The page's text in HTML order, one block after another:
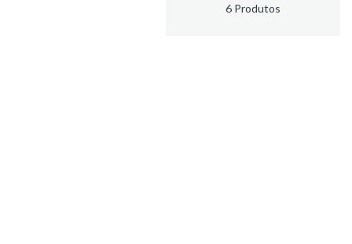
6 Produtos